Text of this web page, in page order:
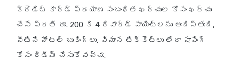
క్రెడిట్ కార్డ్ ప్రయాణ సంబంధిత ఖర్చుల కోసం ఖర్చు
చేసే ప్రతి రూ. 200 కి 4 రివార్డ్ పాయింట్లను అందిస్తుంది,
వీటిని హోటల్ బుకింగ్‌లు, విమాన టిక్కెట్లు లేదా షాపింగ్
కోసం రీడీమ్ చేసుకోవచ్చు.